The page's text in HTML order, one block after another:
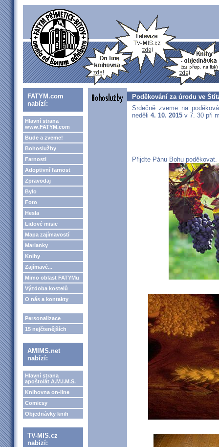
FATYM.com
nabízí:
Hlavní strana
www.FATYM.com
Bude a zveme!
Bohoslužby
Farnosti
Adoptivní farnost
Zpravodaj
Bylo
Foto
Hesla
Lidové misie
Mapa zajímavostí
Marianky
Knihy
Zajímavé...
Mimo oblast FATYMu
Výzdoba kostelů
O nás a kontakty
Personalizace
15 nejčtenějších
AMIMS.net
nabízí:
Hlavní strana
apoštolát A.M.I.M.S.
Knihovna on-line
Comicsy
Objednávky knih
TV-MIS.cz
nabízí:
Poděkování za úrodu ve
Srdečně zveme na
neděli 4. 10. 2015 v 7. 30 při
Přijďte Pánu Bohu poděkovat.